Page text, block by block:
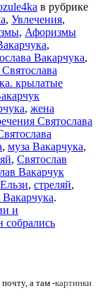
в рубрике
, Увлечения,
, Афоризмы
,
Вакарчука,
крылатые
, жена
Святослава
, муза Вакарчука,
, Святослав
Вакарчук
, стреляй,
.
и
а там -картинки